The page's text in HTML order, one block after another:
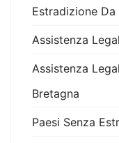
Estradizione
Assistenza
Assistenza
Bretagna
Paesi Senza